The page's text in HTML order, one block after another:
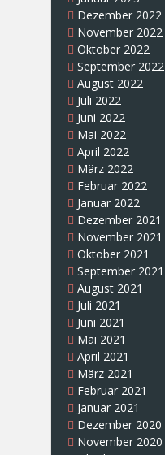
Dezember 2022
November 2022
Oktober 2022
September 2022
August 2022
Juli 2022
Juni 2022
Mai 2022
April 2022
März 2022
Februar 2022
Januar 2022
Dezember 2021
November 2021
Oktober 2021
September 2021
August 2021
Juli 2021
Juni 2021
Mai 2021
April 2021
März 2021
Februar 2021
Januar 2021
Dezember 2020
November 2020